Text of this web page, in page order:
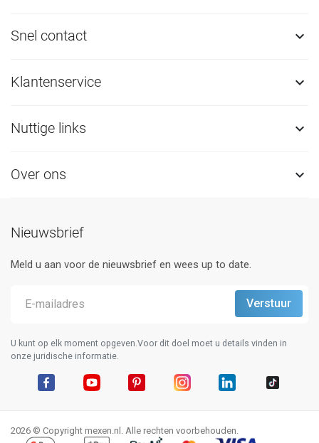
Snel contact 
Klantenservice 
Nuttige links 
Over ons 
Nieuwsbrief
Meld u aan voor de nieuwsbrief en wees up to date.
U kunt op elk moment opgeven.Voor dit doel moet u details vinden in
onze juridische informatie.
2026 © Copyright mexen.nl. Alle rechten voorbehouden.